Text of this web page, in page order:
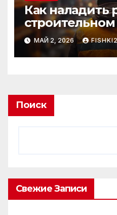
Как наладить
строительном
МАЙ 2, 2026
Поиск
Свежие Записи